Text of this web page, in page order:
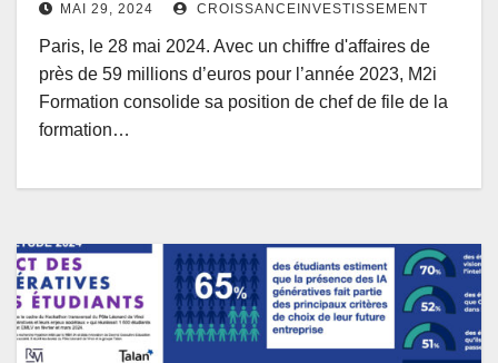
MAI 29, 2024 CROISSANCEINVESTISSEMENT
Paris, le 28 mai 2024. Avec un chiffre d'affaires de
près de 59 millions d’euros pour l’année 2023, M2i
Formation consolide sa position de chef de file de la
formation…